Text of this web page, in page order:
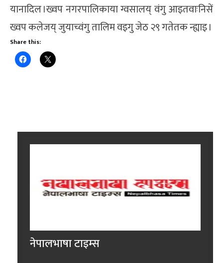
यानादिल ।ख्वप नगरपालिकाया ग्वसालय् वंगु आइतवाःनिसें
ख्वप कलेजय् जुयाच्वंगु तालिम वइगु जेठ २९ गतेतक न्ह्याइ ।
Share this:
नेपालभाषा टाइम्स